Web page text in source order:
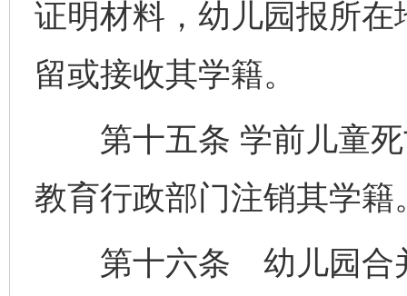
证明材料，幼儿园报所
留或接收其学籍。
第十五条 学前儿童死
教育行政部门注销其学籍
第十六条 幼儿园合并